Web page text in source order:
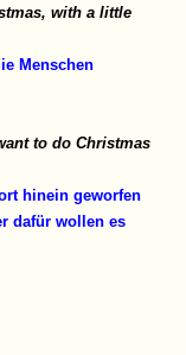
with a little
Menschen
to do Christmas
hinein geworfen
dafür wollen es